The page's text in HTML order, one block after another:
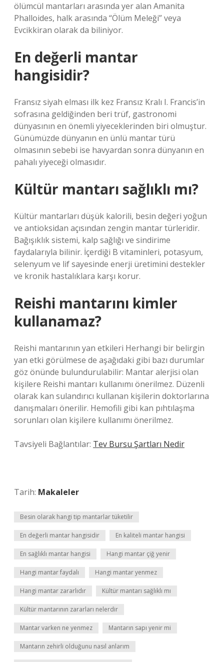
ölümcül mantarları arasında yer alan Amanita
Phalloides, halk arasında “Ölüm Meleği” veya
Evcikkiran olarak da biliniyor.
En değerli mantar
hangisidir?
Fransız siyah elması ilk kez Fransız Kralı I. Francis’in
sofrasına geldiğinden beri trüf, gastronomi
dünyasının en önemli yiyeceklerinden biri olmuştur.
Günümüzde dünyanın en ünlü mantar türü
olmasının sebebi ise havyardan sonra dünyanın en
pahalı yiyeceği olmasıdır.
Kültür mantarı sağlıklı mı?
Kültür mantarları düşük kalorili, besin değeri yoğun
ve antioksidan açısından zengin mantar türleridir.
Bağışıklık sistemi, kalp sağlığı ve sindirime
faydalarıyla bilinir. İçerdiği B vitaminleri, potasyum,
selenyum ve lif sayesinde enerji üretimini destekler
ve kronik hastalıklara karşı korur.
Reishi mantarını kimler
kullanamaz?
Reishi mantarının yan etkileri Herhangi bir belirgin
yan etki görülmese de aşağıdaki gibi bazı durumlar
göz önünde bulundurulabilir: Mantar alerjisi olan
kişilere Reishi mantarı kullanımı önerilmez. Düzenli
olarak kan sulandırıcı kullanan kişilerin doktorlarına
danışmaları önerilir. Hemofili gibi kan pıhtılaşma
sorunları olan kişilere kullanımı önerilmez.
Tavsiyeli Bağlantılar: Tev Bursu Şartları Nedir
Tarih: Makaleler
Besin olarak hangi tip mantarlar tüketilir
En değerli mantar hangisidir En kaliteli mantar hangisi
En sağlıklı mantar hangisi Hangi mantar çiğ yenir
Hangi mantar faydalı Hangi mantar yenmez
Hangi mantar zararlıdır Kültür mantarı sağlıklı mı
Kültür mantarının zararları nelerdir
Mantar varken ne yenmez Mantarın sapı yenir mi
Mantarın zehirli olduğunu nasıl anlarım